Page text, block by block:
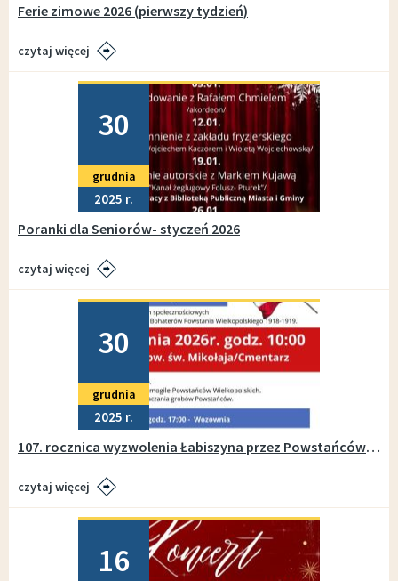
Ferie zimowe 2026 (pierwszy tydzień)
czytaj więcej
30
grudnia
2025
Poranki dla Seniorów- styczeń 2026
czytaj więcej
30
grudnia
2025
107. rocznica wyzwolenia Łabiszyna przez Powstańców Wielkopolskich
czytaj więcej
16